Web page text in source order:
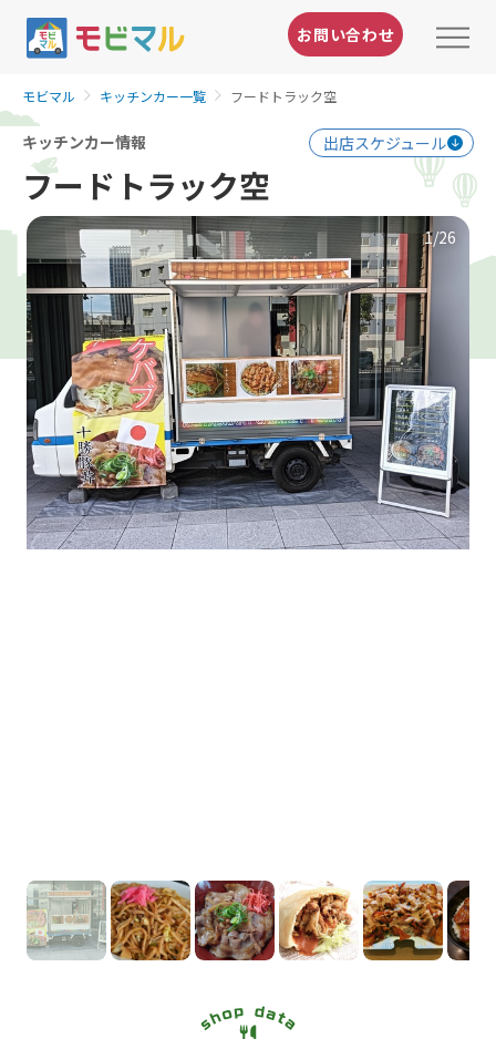
お問い合わせ
モビマル キッチンカー一覧 フードトラック空
キッチンカー情報 出店スケジュール
フードトラック空
1/26